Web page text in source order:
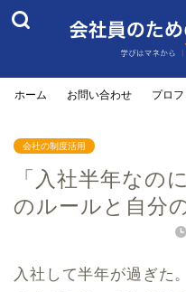
ホーム お問い合わせ プロ
会社の制度活用
「入社半年なの
のルールと自分
入社して半年が過ぎた